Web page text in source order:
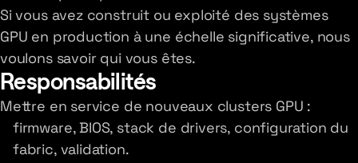
Si vous avez construit ou exploité des systèmes
GPU en production à une échelle significative, nous
voulons savoir qui vous êtes.
Responsabilités
Mettre en service de nouveaux clusters GPU :
firmware, BIOS, stack de drivers, configuration du
fabric, validation.